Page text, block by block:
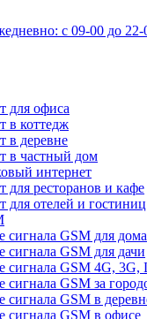
с 09-00 до 22-
для офиса
в коттедж
в деревне
в частный дом
интернет
для ресторанов и кафе
для отелей и гостиниц
сигнала GSM для дома
сигнала GSM для дачи
сигнала GSM 4G, 3G,
сигнала GSM за
сигнала GSM в
сигнала GSM в офисе